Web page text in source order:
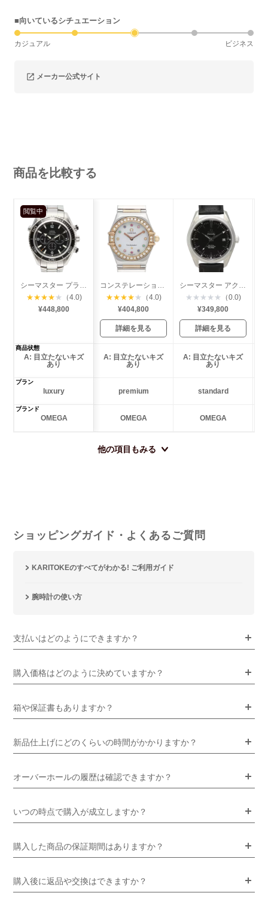
■向いているシチュエーション
カジュアル ビジネス
メーカー公式サイト
商品を比較する
閲覧中
★★★★ ★
（4.0)
¥448,800
★★★★ ★
（4.0)
¥404,800
詳細を見る
★ ★ ★ ★ ★
（0.0)
¥349,800
詳細を見る
商品状態
A: 目立たないキズ
あり
A: 目立たないキズ
あり
A: 目立たないキズ
あり
プラン
luxury premium standard
ブランド
OMEGA OMEGA OMEGA
他の項目もみる
ショッピングガイド・よくあるご質問
KARITOKEのすべてがわかる! ご利用ガイド
腕時計の使い方
支払いはどのようにできますか？
購入価格はどのように決めていますか？
箱や保証書もありますか？
新品仕上げにどのくらいの時間がかかりますか？
オーバーホールの履歴は確認できますか？
いつの時点で購入が成立しますか？
購入した商品の保証期間はありますか？
購入後に返品や交換はできますか？